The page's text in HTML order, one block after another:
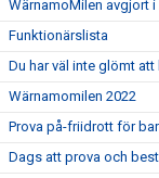
WärnamoMilen avgjort
Funktionärslista
Du har väl inte glömt
Wärnamomilen 2022
Prova på-friidrott för
Dags att prova och